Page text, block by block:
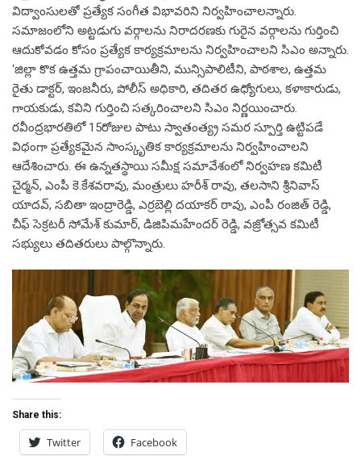
విద్వాంసులతో ప్రత్యేక సంగీత విభావరిని నిర్వహించాలన్నారు.
సమాజంలోని అట్టడుగు వర్గాలను నిరాదరణకు గురైన వర్గాలను గుర్తించి
ఆదుకోవడం కోసం ప్రత్యేక కార్యక్రమాలను నిర్వహించాలని సిఎం అన్నారు.
‘జిల్లా కొక ఉత్తమ గ్రాపంచాయితీని, మున్సిపాలిటీని, పాఠశాల, ఉత్తమ
రైతు డాక్టర్, ఇంజనీరు, పోలీస్ అధికారి, తదితర ఉధ్యోగులు, కళాకారుడు,
గాయకుడు, కవిని గుర్తించి సత్కరించాలని సిఎం నిర్ణయించారు.
రవీంద్రభారతిలో 15రోజుల పాటు స్వాతంత్య్ర సమర స్పూర్తి ఉట్టిపడే
విధంగా ప్రత్యేకమైన సాంస్కృతిక కార్యక్రమాలను నిర్వహించాలని
ఆదేశించారు. ఈ ఉన్నతస్థాయి సమీక్ష సమావేశంలో నిర్వహణ కమిటీ
చైర్మన్, ఎంపీ కె.కేశవరావు, మంత్రులు హరీశ్ రావు, తలసాని శ్రీనివాస్
యాదవ్, సబితా ఇంద్రారెడ్డి, ఎర్రబెల్లి దయాకర్ రావు, ఎంపీ రంజిత్ రెడ్డి,
చీఫ్ సెక్రటరీ సోమేశ్ కుమార్, డిజిపిమహేందర్ రెడ్డి, వజ్రోత్సవ కమిటీ
సభ్యులు తదితరులు పాల్గొన్నారు.
Share this:
Twitter Facebook